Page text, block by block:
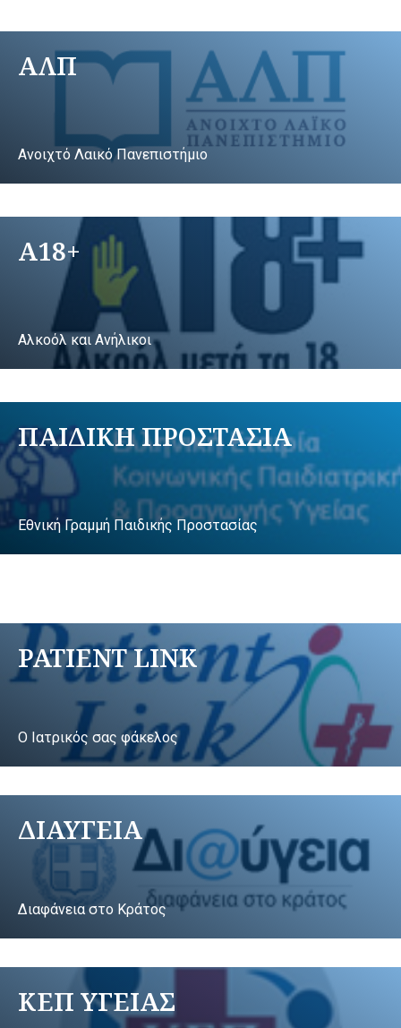
ΑΛΠ
Ανοιχτό Λαικό Πανεπιστήμιο
A18+
Αλκοόλ και Ανήλικοι
ΠΑΙΔΙΚΗ ΠΡΟΣΤΑΣΙΑ
Εθνική Γραμμή Παιδικής Προστασίας
PATIENT LINK
Ο Ιατρικός σας φάκελος
ΔΙΑΥΓΕΙΑ
Διαφάνεια στο Κράτος
ΚΕΠ ΥΓΕΙΑΣ